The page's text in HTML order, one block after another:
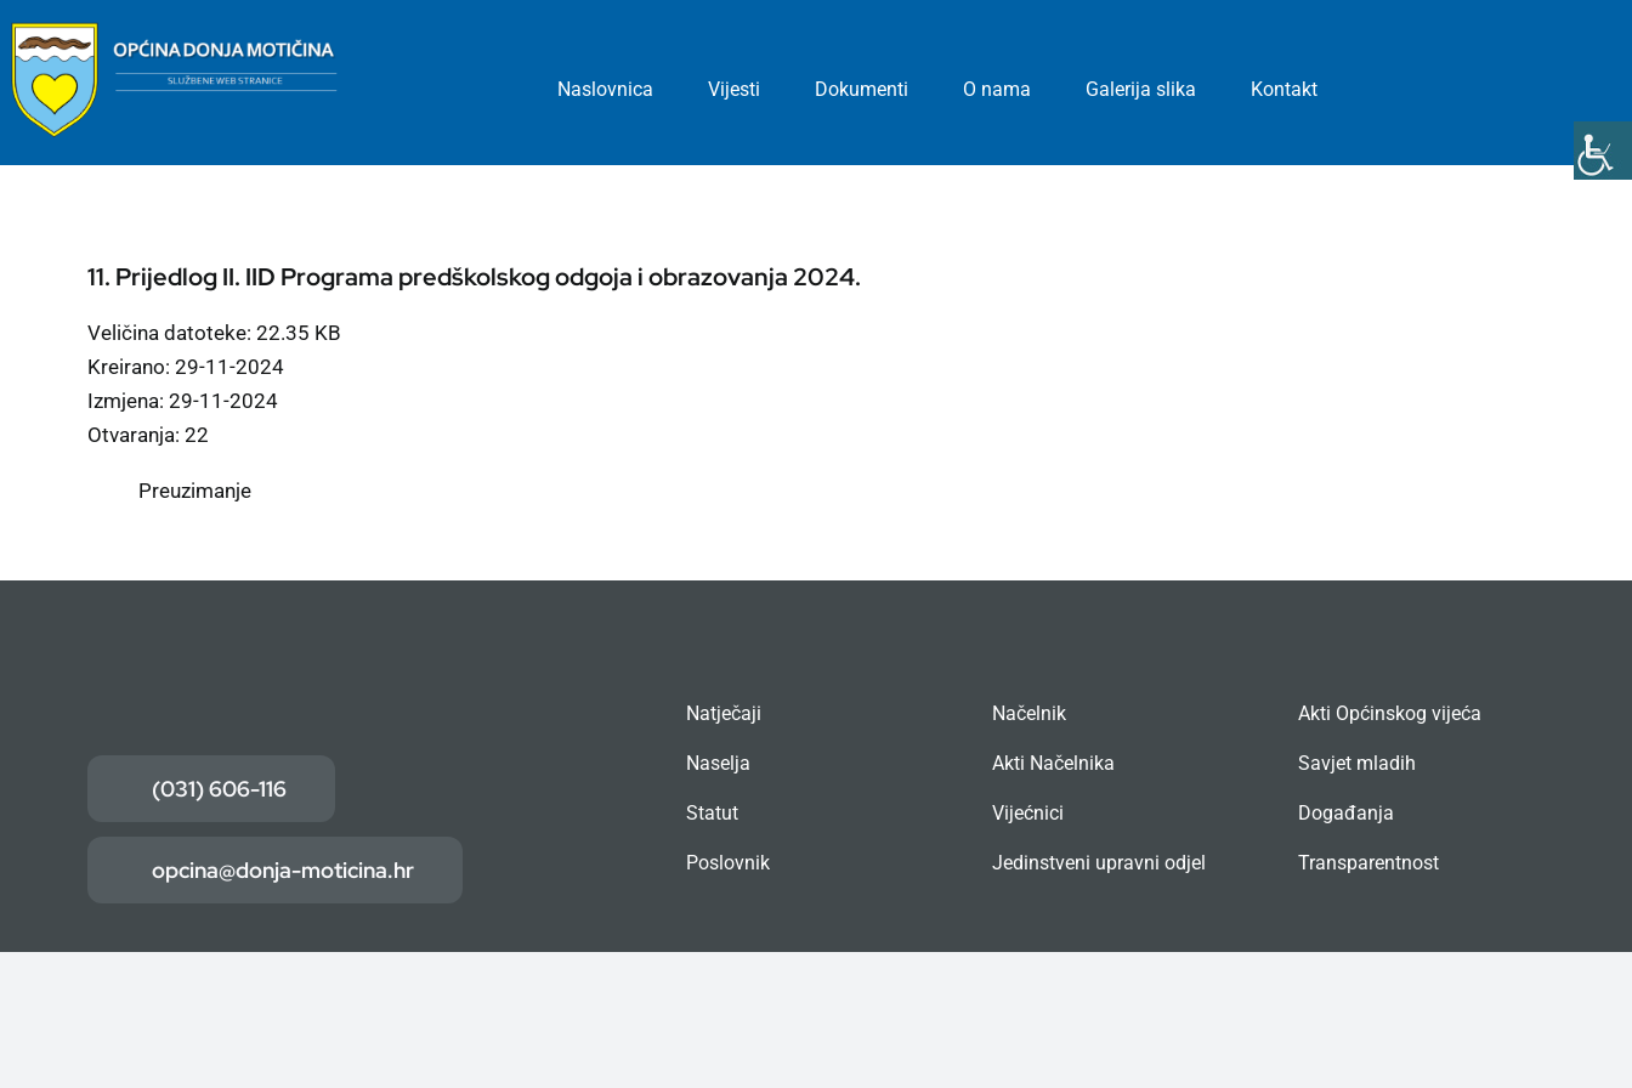
Skip
to
content
Naslovnica Vijesti Dokumenti O nama Galerija slika Kontakt
11. Prijedlog II. IID Programa predškolskog odgoja i obrazovanja 2024.
Veličina datoteke: 22.35 KB
Kreirano: 29-11-2024
Izmjena: 29-11-2024
Otvaranja: 22
Preuzimanje
(031) 606-116
opcina@donja-moticina.hr
Natječaji
Naselja
Statut
Poslovnik
Načelnik
Akti Načelnika
Vijećnici
Jedinstveni upravni odjel
Akti Općinskog vijeća
Savjet mladih
Događanja
Transparentnost